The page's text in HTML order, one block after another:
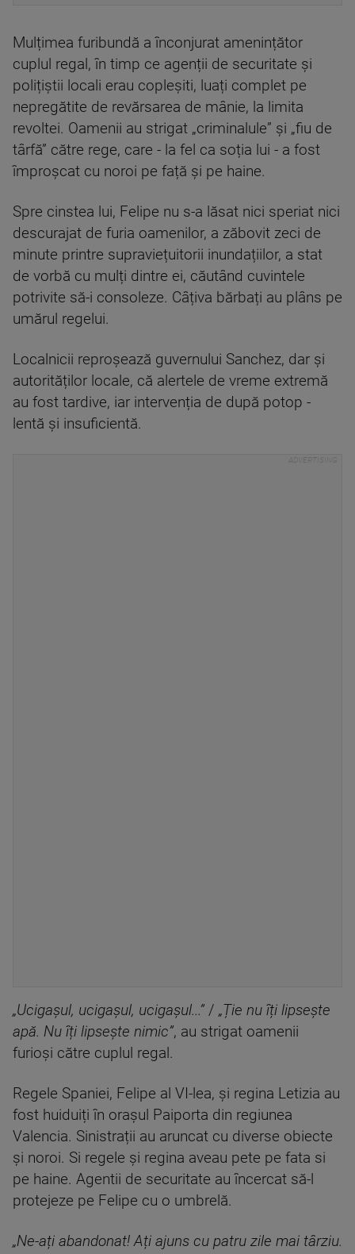
Mulțimea furibundă a înconjurat amenințător
cuplul regal, în timp ce agenții de securitate și
polițiștii locali erau copleșiti, luați complet pe
nepregătite de revărsarea de mânie, la limita
revoltei. Oamenii au strigat „criminalule” și „fiu de
târfă” către rege, care - la fel ca soția lui - a fost
împroșcat cu noroi pe față și pe haine.
Spre cinstea lui, Felipe nu s-a lăsat nici speriat nici
descurajat de furia oamenilor, a zăbovit zeci de
minute printre supraviețuitorii inundațiilor, a stat
de vorbă cu mulți dintre ei, căutând cuvintele
potrivite să-i consoleze. Câțiva bărbați au plâns pe
umărul regelui.
Localnicii reproșează guvernului Sanchez, dar și
autorităților locale, că alertele de vreme extremă
au fost tardive, iar intervenția de după potop -
lentă și insuficientă.
„Ucigașul, ucigașul, ucigașul...” / „Ție nu îți lipsește
apă. Nu îți lipsește nimic”, au strigat oamenii
furioși către cuplul regal.
Regele Spaniei, Felipe al VI-lea, și regina Letizia au
fost huiduiți în orașul Paiporta din regiunea
Valencia. Sinistrații au aruncat cu diverse obiecte
și noroi. Si regele și regina aveau pete pe fata si
pe haine. Agentii de securitate au încercat să-l
protejeze pe Felipe cu o umbrelă.
„Ne-ați abandonat! Ați ajuns cu patru zile mai târziu.